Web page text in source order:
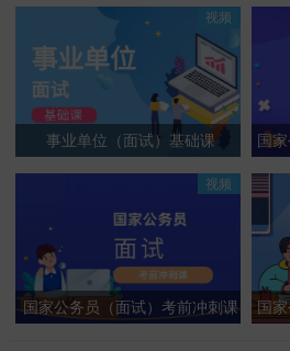
事业单位（面试）基础课
视频
国家公务员（面试）考前冲刺课
视频